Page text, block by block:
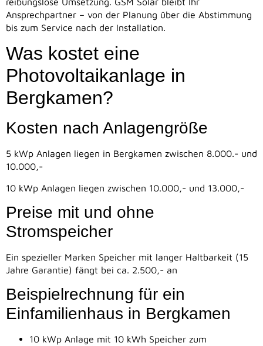
Ansprechpartner – von der Planung über die Abstimmung
bis zum Service nach der Installation.
Was kostet eine
Photovoltaikanlage in
Bergkamen?
Kosten nach Anlagengröße
5 kWp Anlagen liegen in Bergkamen zwischen 8.000.- und
10.000,-
10 kWp Anlagen liegen zwischen 10.000,- und 13.000,-
Preise mit und ohne
Stromspeicher
Ein spezieller Marken Speicher mit langer Haltbarkeit (15
Jahre Garantie) fängt bei ca. 2.500,- an
Beispielrechnung für ein
Einfamilienhaus in Bergkamen
10 kWp Anlage mit 10 kWh Speicher zum